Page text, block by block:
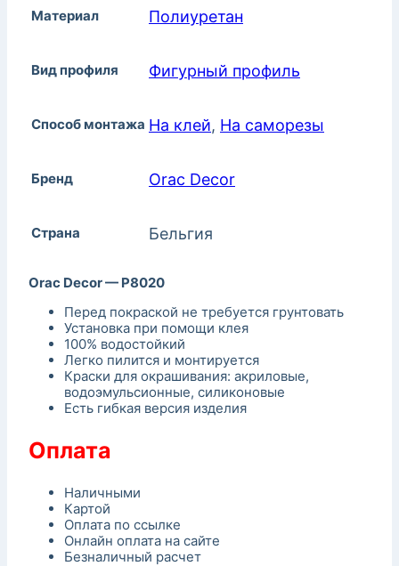
Материал Полиуретан
Вид профиля Фигурный профиль
Способ монтажа На клей, На саморезы
Бренд Orac Decor
Страна Бельгия
Orac Decor — P8020
Перед покраской не требуется грунтовать
Установка при помощи клея
100% водостойкий
Легко пилится и монтируется
Краски для окрашивания: акриловые,
водоэмульсионные, силиконовые
Есть гибкая версия изделия
Оплата
Наличными
Картой
Оплата по ссылке
Онлайн оплата на сайте
Безналичный расчет